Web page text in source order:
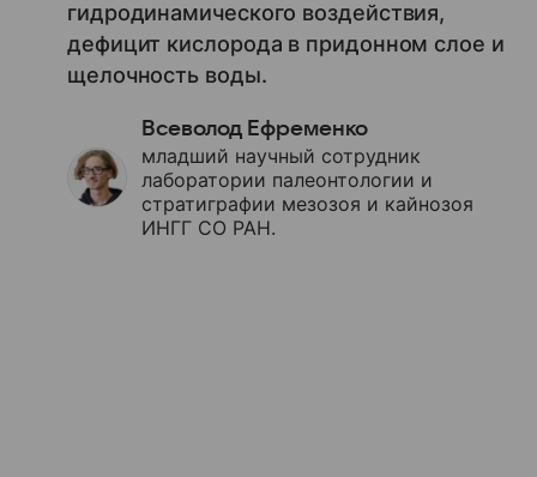
гидродинамического воздействия,
дефицит кислорода в придонном слое и
щелочность воды.
Всеволод Ефременко
младший научный сотрудник
лаборатории палеонтологии и
стратиграфии мезозоя и кайнозоя
ИНГГ СО РАН.